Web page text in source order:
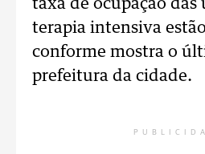
taxa de ocupação das
terapia intensiva
conforme mostra o
prefeitura da cidade.